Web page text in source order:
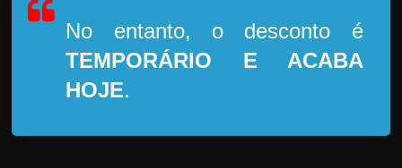
No entanto, o desconto é
TEMPORÁRIO
E ACABA
HOJE.